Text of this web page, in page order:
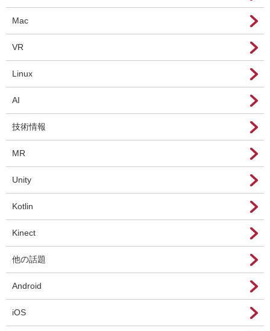
Mac
VR
Linux
AI
技術情報
MR
Unity
Kotlin
Kinect
他の話題
Android
iOS